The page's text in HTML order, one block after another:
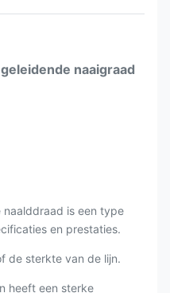
naaigraad
naalddraad is een type
en prestaties.
de sterkte van de lijn.
heeft een sterke